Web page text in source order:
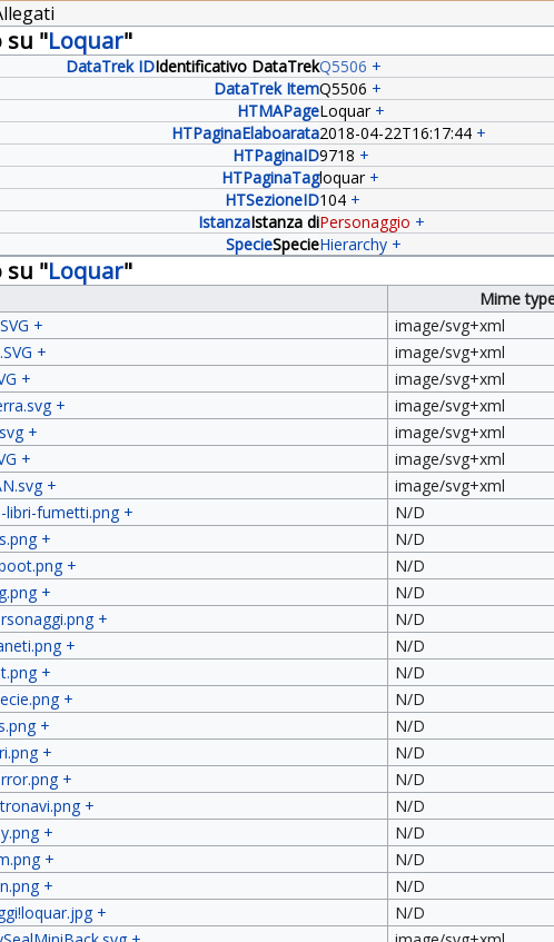
su "Loquar"
DataTrek IDIdentificativo DataTrekQ5506 +
DataTrek ItemQ5506 +
HTMAPageLoquar +
HTPaginaElaboarata2018-04-22T16:17:44 +
HTPaginaID9718 +
HTPaginaTagloquar +
HTSezioneID104 +
IstanzaIstanza diPersonaggio +
SpecieSpecieHierarchy +
su "Loquar"
Mime
+ image/svg+xml
+ image/svg+xml
+ image/svg+xml
+ image/svg+xml
+ image/svg+xml
+ image/svg+xml
+ image/svg+xml
libri-fumetti.png + N/D
+ N/D
+ N/D
+ N/D
+ N/D
+ N/D
+ N/D
+ N/D
+ N/D
+ N/D
+ N/D
+ N/D
+ N/D
+ N/D
+ N/D
+ N/D